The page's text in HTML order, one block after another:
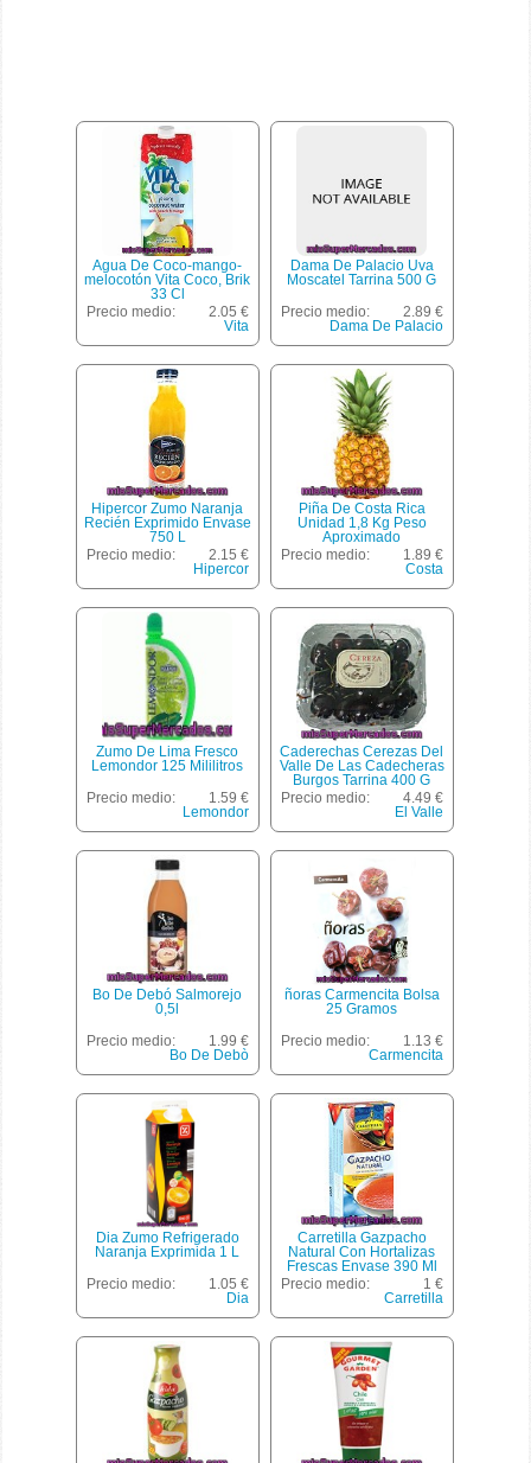
Agua De Coco-mango-
melocotón Vita Coco, Brik
33 Cl
Precio medio:
2.05 €
Vita
Dama De Palacio Uva
Moscatel Tarrina 500 G
Precio medio:
2.89 €
Dama De Palacio
Hipercor Zumo Naranja
Recién Exprimido Envase
750 L
Precio medio:
2.15 €
Hipercor
Piña De Costa Rica
Unidad 1,8 Kg Peso
Aproximado
Precio medio:
1.89 €
Costa
Zumo De Lima Fresco
Lemondor 125 Mililitros
Precio medio:
1.59 €
Lemondor
Caderechas Cerezas Del
Valle De Las Cadecheras
Burgos Tarrina 400 G
Precio medio:
4.49 €
El Valle
Bo De Debó Salmorejo
0,5l
Precio medio:
1.99 €
Bo De Debò
ñoras Carmencita Bolsa
25 Gramos
Precio medio:
1.13 €
Carmencita
Dia Zumo Refrigerado
Naranja Exprimida 1 L
Precio medio:
1.05 €
Dia
Carretilla Gazpacho
Natural Con Hortalizas
Frescas Envase 390 Ml
Precio medio:
1 €
Carretilla